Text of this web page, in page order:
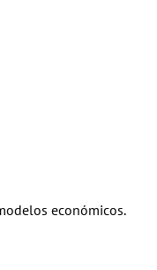
económicos.